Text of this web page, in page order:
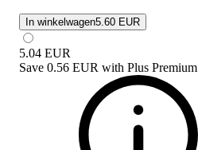
In winkelwagen5.60 EUR
5.04 EUR
Save 0.56 EUR with Plus Premium